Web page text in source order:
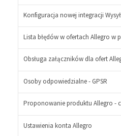
+
Konfiguracja nowej integracji
+
Lista błędów w ofertach Allegro w
+
Obsługa załączników dla ofert
Osoby odpowiedzialne - GPSR
Proponowanie produktu Allegro -
Ustawienia konta Allegro